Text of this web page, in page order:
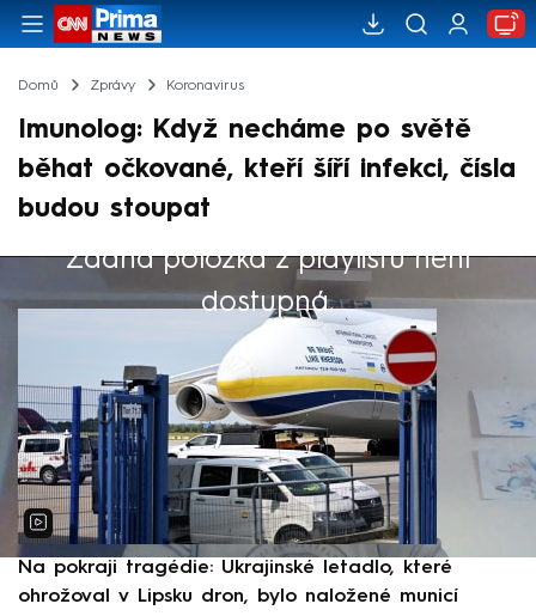
Domů Zprávy Koronavirus
Imunolog: Když necháme po světě
běhat očkované, kteří šíří infekci, čísla
budou stoupat
Žádná položka z playlistu není
dostupná.
Výběr redakce
Na pokraji tragédie: Ukrajinské letadlo, které
ohrožoval v Lipsku dron, bylo naložené municí